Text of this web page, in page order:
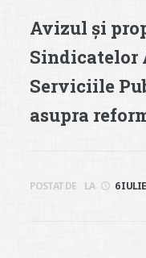
Avizul și
Sindicatelor
Serviciile
asupra
POSTAT DE LA 6